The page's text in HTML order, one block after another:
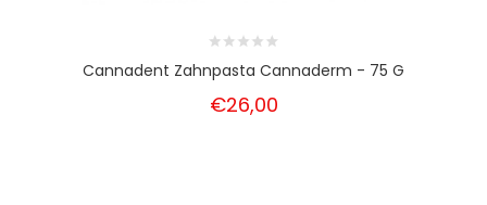
Cannadent Zahnpasta Cannaderm - 75 G
€26,00